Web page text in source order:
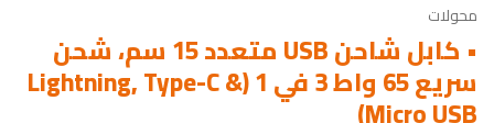
محولات
• كابل شاحن USB متعدد 15 سم، شحن
سريع 65 واط 3 في 1 (Lightning, Type-C &